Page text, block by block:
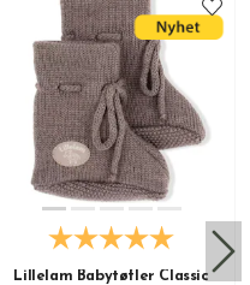
Lillelam Babytøfler Classic